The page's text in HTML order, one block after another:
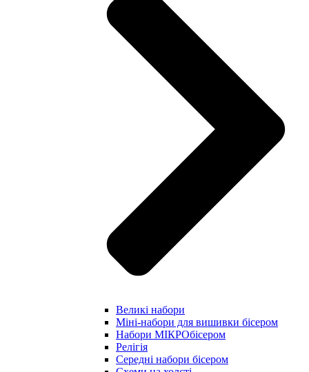
Великі набори
Міні-набори для вишивки бісером
Набори МІКРОбісером
Релігія
Середні набори бісером